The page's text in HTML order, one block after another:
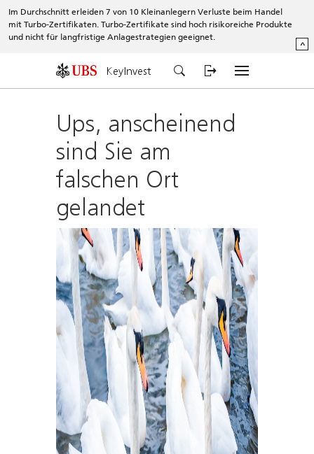
Im Durchschnitt erleiden 7 von 10 Kleinanlegern Verluste beim Handel
mit Turbo-Zertifikaten. Turbo-Zertifikate sind hoch risikoreiche Produkte
und nicht für langfristige Anlagestrategien geeignet.
^
KeyInvest
Ups, anscheinend
sind Sie am
falschen Ort
gelandet